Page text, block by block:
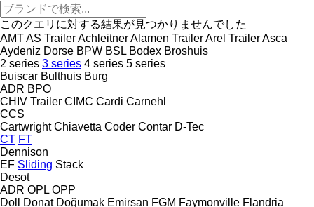
このクエリに対する結果が見つかりませんでした
AMTAS TrailerAchleitnerAlamen TrailerArel TrailerAsca
Aydeniz Dorse BPW BSL Bodex Broshuis
2 series 3 series 4 series 5 series
Buiscar Bulthuis Burg
ADR BPO
CHIV Trailer CIMC Cardi Carnehl
CCS
Cartwright Chiavetta Coder Contar D-Tec
CT FT
Dennison
EF Sliding Stack
Desot
ADR OPL OPP
Doll
Donat Doğumak Emirsan FGM Faymonville Flandria